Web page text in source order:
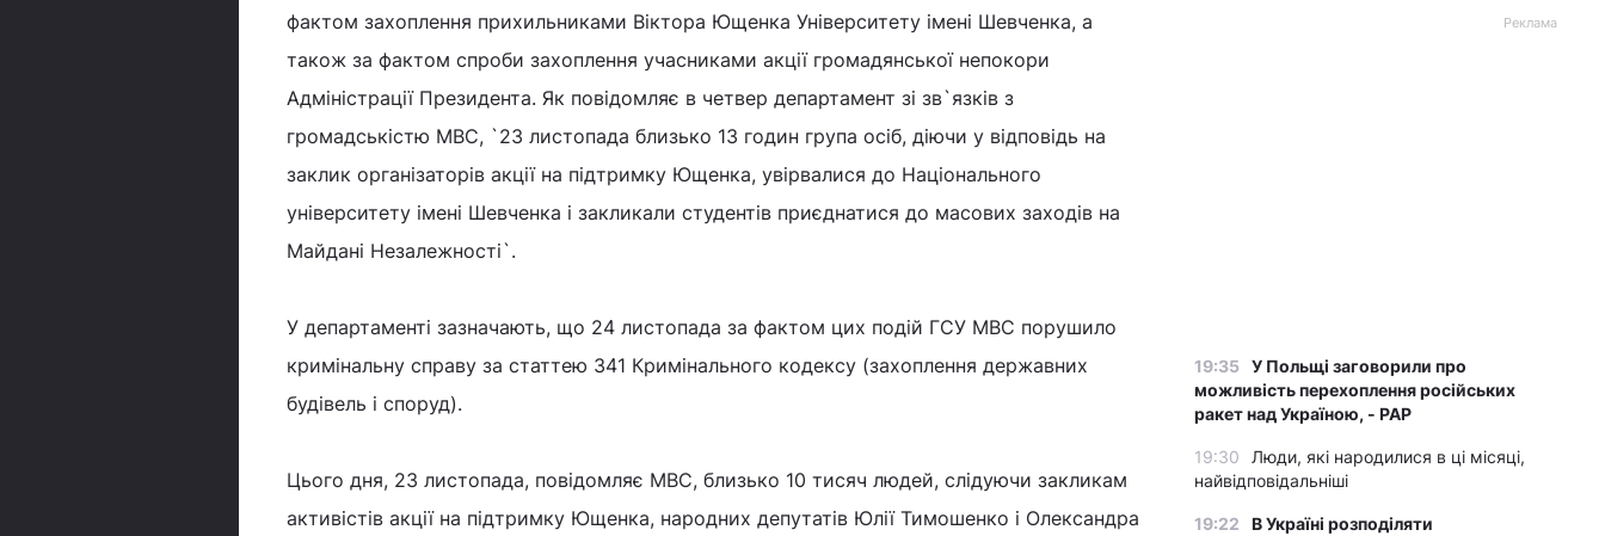
фактом захоплення прихильниками Віктора Ющенка Університету імені Шевченка, а
також за фактом спроби захоплення учасниками акції громадянської непокори
Адміністрації Президента. Як повідомляє в четвер департамент зі зв`язків з
громадськістю МВС, `23 листопада близько 13 годин група осіб, діючи у відповідь на
заклик організаторів акції на підтримку Ющенка, увірвалися до Національного
університету імені Шевченка і закликали студентів приєднатися до масових заходів на
Майдані Незалежності`.
У департаменті зазначають, що 24 листопада за фактом цих подій ГСУ МВС порушило
кримінальну справу за статтею 341 Кримінального кодексу (захоплення державних
будівель і споруд).
Цього дня, 23 листопада, повідомляє МВС, близько 10 тисяч людей, слідуючи закликам
активістів акції на підтримку Ющенка, народних депутатів Юлії Тимошенко і Олександра
Реклама
19:35 У Польщі заговорили про
можливість перехоплення російських
ракет над Україною, - PAP
19:30
Люди, які народилися в ці місяці,
найвідповідальніші
19:22
В Україні розподіляти